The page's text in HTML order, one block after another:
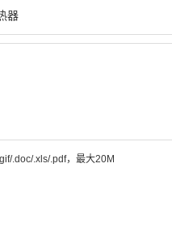
.doc/.xls/.pdf，最大20M